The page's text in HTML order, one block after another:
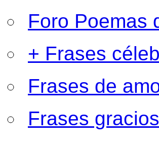
Foro Poemas
+ Frases
Frases de
Frases